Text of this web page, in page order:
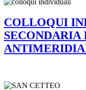
COLLOQUI
SECONDARIA